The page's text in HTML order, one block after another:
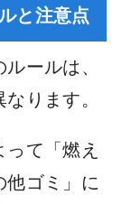
と注意点
ールは、
ります。
て「燃え
他ゴミ」に